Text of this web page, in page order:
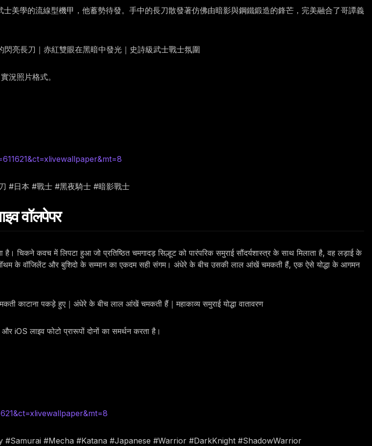
美學的流線型機甲，他蓄勢待發。手中的長刀散發著仿佛由暗影與鋼鐵鍛造的鋒芒，完美融合了哥譚義
亮長刀｜赤紅雙眼在黑暗中發光｜史詩級武士戰士氛圍
況照片格式。
#日本 #戰士 #黑夜騎士 #暗影戰士
वॉलपेपर
है। चिकने कवच में लिपटा हुआ जो प्रतिष्ठित चमगादड़ सिल्हूट को पारंपरिक समुराई सौंदर्यशास्त्र के साथ मिलाता है, वह लड़ाई के
के वॉजिलेंट और बुशिदो के सम्मान का एकदम सही संगम। अंधेरे के बीच उसकी लाल आंखें चमकती हैं, एक ऐसे योद्धा के आगमन
काटाना पकड़े हुए｜अंधेरे के बीच लाल आंखें चमकती हैं｜महाकाव्य समुराई योद्धा वातावरण
iOS लाइव फोटो प्रारूपों दोनों का समर्थन करता है।
#Mecha #Katana #Japanese #Warrior #DarkKnight #ShadowWarrior